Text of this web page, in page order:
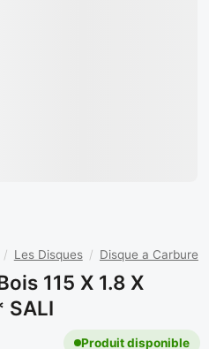
/ Les Disques / Disque a Carbure
115 X 1.8 X
SALI
Produit disponible